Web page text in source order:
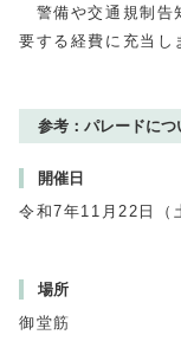
警備や交通規制告
要する経費に充当し
参考：パレードにつ
開催日
令和7年11月22日（
場所
御堂筋